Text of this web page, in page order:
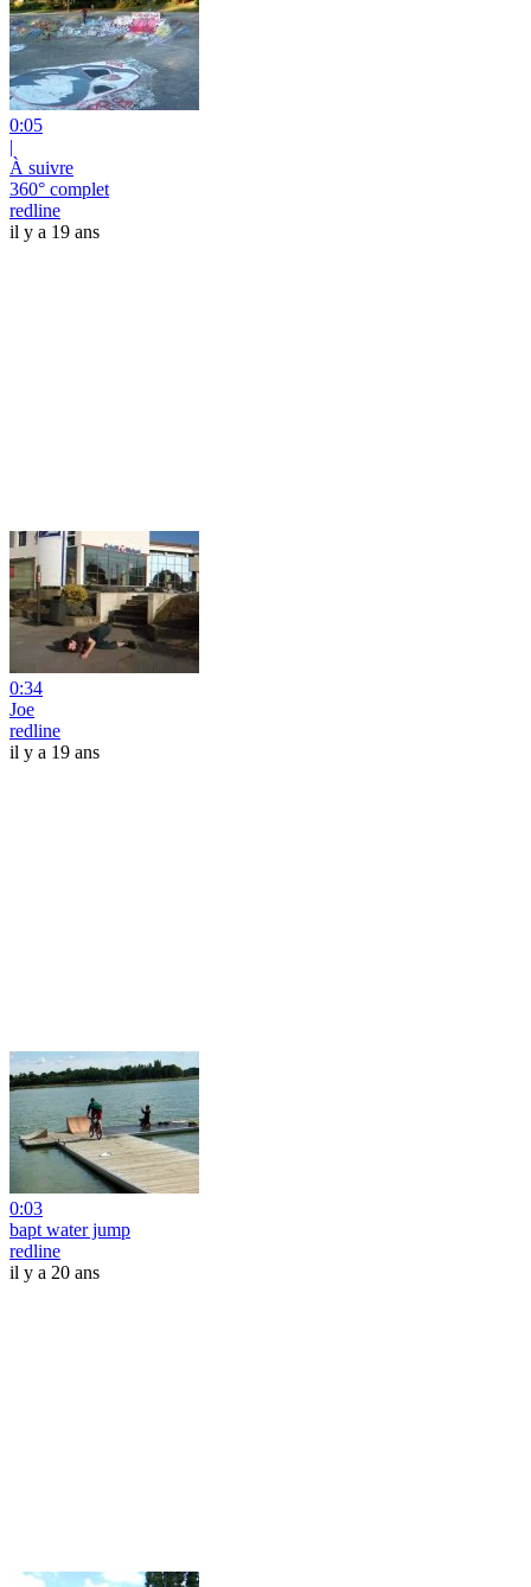
0:05
|
À suivre
360° complet
redline
il y a 19 ans
0:34
Joe
redline
il y a 19 ans
0:03
bapt water jump
redline
il y a 20 ans